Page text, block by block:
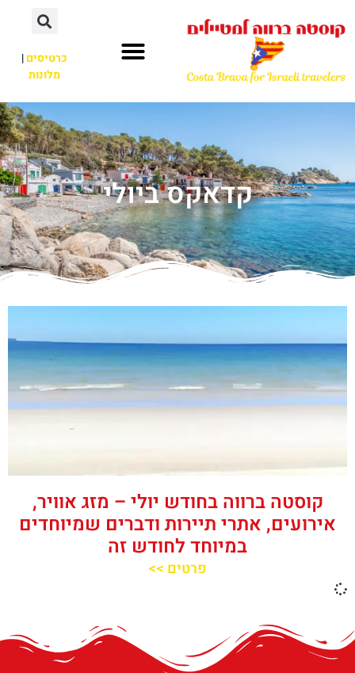
כרטיסים|
מלונות
קדאקס ביולי
קוסטה ברווה בחודש יולי – מזג אוויר,
אירועים, אתרי תיירות ודברים שמיוחדים
במיוחד לחודש זה
פרטים >>